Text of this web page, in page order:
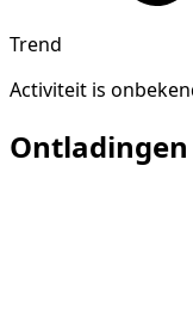
Trend
Activiteit is